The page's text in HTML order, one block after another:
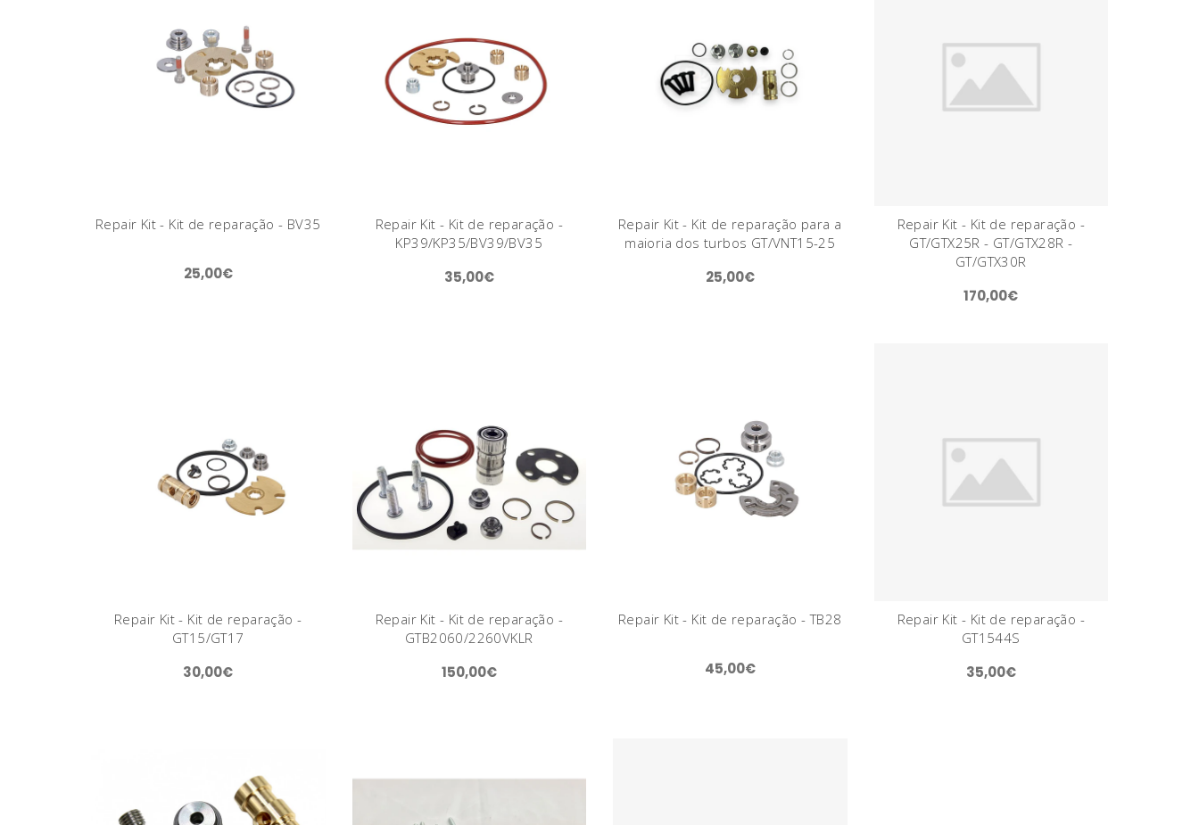
Repair Kit - Kit de reparação - BV35
25,00€
Repair Kit - Kit de reparação -
KP39/KP35/BV39/BV35
35,00€
Repair Kit - Kit de reparação para a
maioria dos turbos GT/VNT15-25
25,00€
Repair Kit - Kit de reparação -
GT/GTX25R - GT/GTX28R -
GT/GTX30R
170,00€
Repair Kit - Kit de reparação -
GT15/GT17
30,00€
Repair Kit - Kit de reparação -
GTB2060/2260VKLR
150,00€
Repair Kit - Kit de reparação - TB28
45,00€
Repair Kit - Kit de reparação -
GT1544S
35,00€